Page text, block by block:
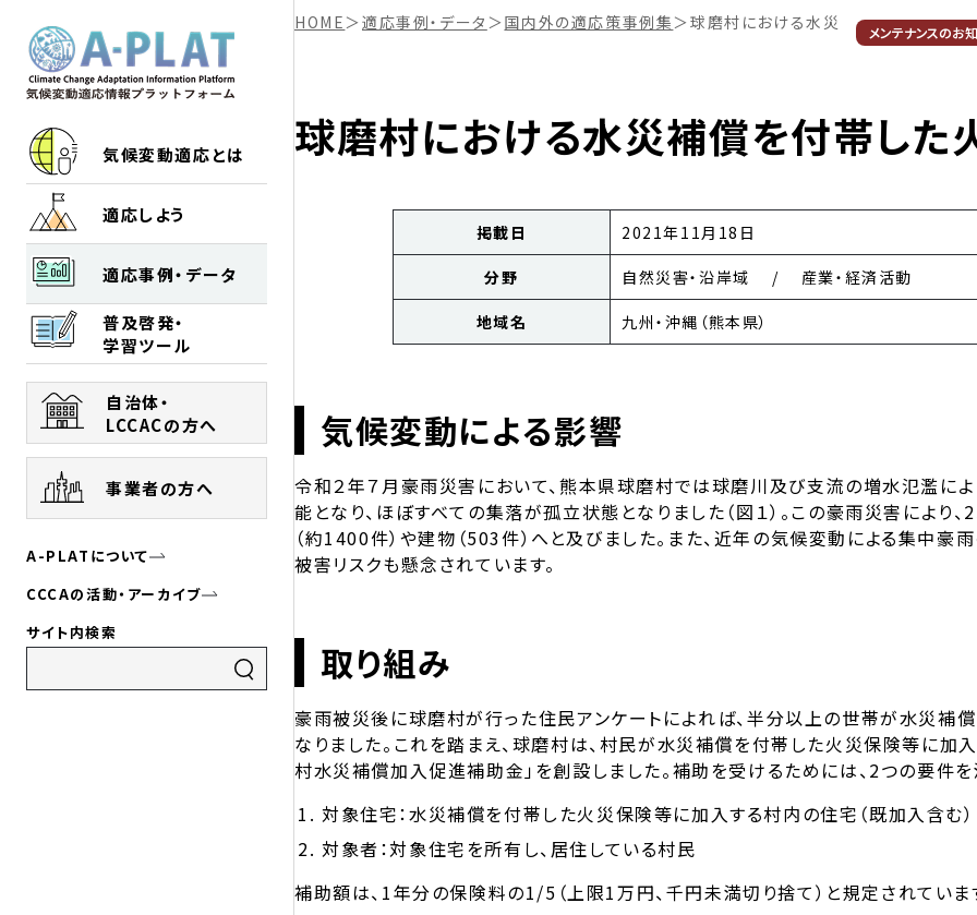
メンテナンスのお
気候変動適応とは
適応しよう
適応事例・データ
普及啓発・
学習ツール
自治体・
LCCACの方へ
事業者の方へ
A-PLATについて
CCCAの活動・アーカイブ
サイト内検索
HOME＞適応事例・データ ＞国内外の適応策事例集＞球磨村における水災補償を付帯した
球磨村における水災補償を付帯し
掲載日 2021年11月18日
分野 自然災害・沿岸域 / 産業・経済活動
地域名 九州・沖縄（熊本県）
気候変動による影響
令和２年７月豪雨災害において、熊本県球磨村では球磨川及び支流の増水氾濫
能となり、ほぼすべての集落が孤立状態となりました（図１）。この豪雨災害により
（約1400件）や建物（503件）へと及びました。また、近年の気候変動による集中
被害リスクも懸念されています。
取り組み
豪雨被災後に球磨村が行った住民アンケートによれば、半分以上の世帯が水災補
なりました。これを踏まえ、球磨村は、村民が水災補償を付帯した火災保険等に加
村水災補償加入促進補助金」を創設しました。補助を受けるためには、2つの要件
対象住宅：水災補償を付帯した火災保険等に加入する村内の住宅（既加入含む）
対象者：対象住宅を所有し、居住している村民
補助額は、1年分の保険料の1/5（上限1万円、千円未満切り捨て）と規定されていま